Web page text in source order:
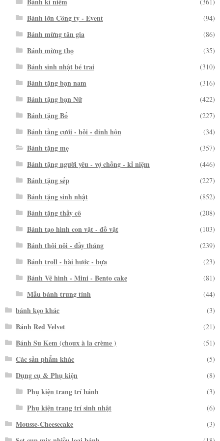
Bánh lớn Công ty - Event (94)
Bánh mừng tân gia (86)
Bánh mừng thọ (35)
Bánh sinh nhật bé trai (310)
Bánh tặng bạn nam (316)
Bánh tặng bạn Nữ (422)
Bánh tặng Bố (227)
Bánh tầng cưới - hỏi - đính hôn (34)
Bánh tặng mẹ (357)
Bánh tặng người yêu - vợ chồng - kỉ niệm (446)
Bánh tặng sếp (227)
Bánh tặng sinh nhật (852)
Bánh tặng thầy cô (208)
Bánh tạo hình con vật - đồ vật (103)
Bánh thôi nôi - đầy tháng (239)
Bánh troll - hài hước - bựa (23)
Bánh Vẽ hình - Mini - Bento cake (81)
Mẫu bánh trung tính (44)
bánh kẹo khác (3)
Bánh Red Velvet (21)
Bánh Su Kem (choux à la crème ) (51)
Các sản phẩm khác (5)
Dụng cụ & Phụ kiện (8)
Phụ kiện trang trí bánh (3)
Phụ kiện trang trí sinh nhật (6)
Mousse-Cheesecake (3)